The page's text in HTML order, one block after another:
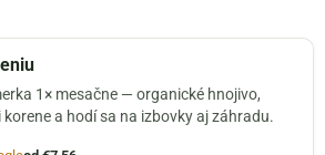
1× mesačne — organické hnojivo,
korene a hodí sa na izbovky aj záhradu.